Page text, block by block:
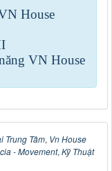
House
VN House
Trung Tâm, Vn House
- Movement, Kỹ Thuật